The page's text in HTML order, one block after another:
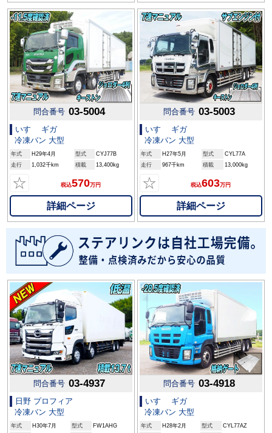
問合番号 03-5004
いすゞ ギガ
冷凍バン 大型
年式 H29年4月 型式
CYJ77B
走行
1,032千km 積載 13,400kg
☆ 税込570万円
詳細ページ
問合番号 03-5003
いすゞ ギガ
冷凍バン 大型
年式 H27年5月 型式
CYL77A
走行
967千km 積載 13,000kg
☆ 税込603万円
詳細ページ
問合番号 03-4937
日野 プロフィア
冷凍バン 大型
年式 H30年7月 型式
FW1AHG
問合番号 03-4918
いすゞ ギガ
冷凍バン 大型
年式 H28年2月 型式
CYL77AZ